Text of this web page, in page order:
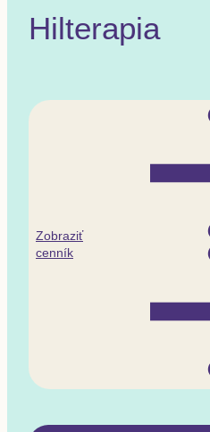
Hilterapia
Zobraziť
cenník